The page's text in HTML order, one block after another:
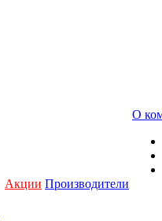
Акции Производители
О